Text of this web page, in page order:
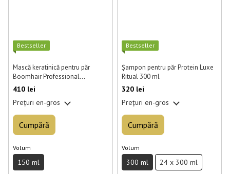
Best­seller
Mască keratinică pentru păr
Boomhair Professional
ChocoBoom Liquid Mask 150 ml
410 lei
Prețuri en-gros
Cumpără
Volum
150 ml
Best­seller
Șampon pentru păr Protein Luxe
Ritual 300 ml
320 lei
Prețuri en-gros
Cumpără
Volum
300 ml 24 x 300 ml